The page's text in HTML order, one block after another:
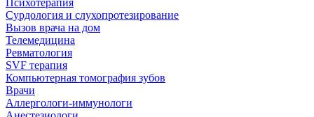
Психотерапия
Сурдология и слухопротезирование
Вызов врача на дом
Телемедицина
Ревматология
SVF терапия
Компьютерная томография зубов
Врачи
Аллергологи-иммунологи